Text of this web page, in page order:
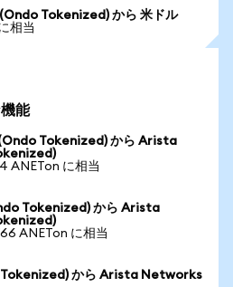
Tokenized) から 米ドル
相当
能
Tokenized) から Arista
ANETon に相当
Tokenized) から Arista
ANETon に相当
から Arista Networks